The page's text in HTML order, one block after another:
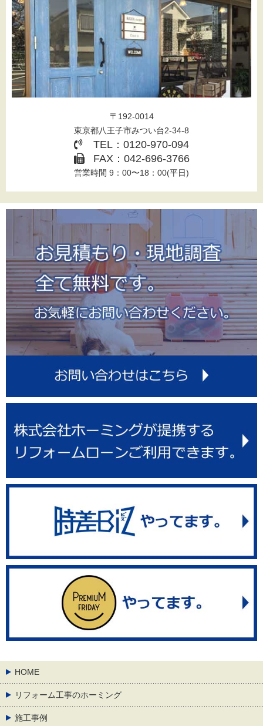
〒192-0014
東京都八王子市みつい台2-34-8
TEL：0120-970-094
FAX：042-696-3766
営業時間 9：00〜18：00(平日)
HOME
リフォーム工事のホーミング
施工事例